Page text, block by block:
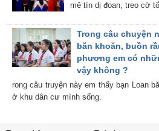
mê tín dị đoan, treo cờ
Trong câu chuyện
băn khoăn, buồn
phương em có
vậy không ?
rong câu truyện này em thấy bạn Loan
ở khu dân cư mình sống.